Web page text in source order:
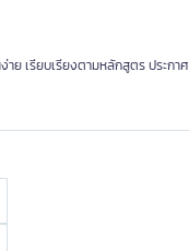
ย เรียบเรียงตามหลักสูตร ประ